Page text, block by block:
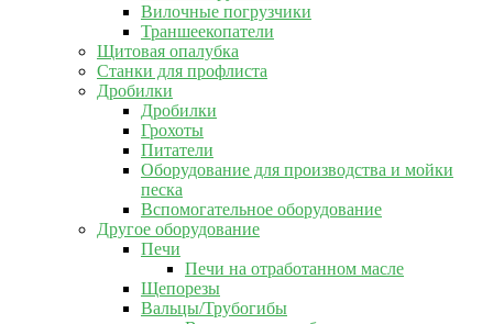
Вилочные погрузчики
Траншеекопатели
Щитовая опалубка
Станки для профлиста
Дробилки
Дробилки
Грохоты
Питатели
Оборудование для производства и мойки
песка
Вспомогательное оборудование
Другое оборудование
Печи
Печи на отработанном масле
Щепорезы
Вальцы/Трубогибы